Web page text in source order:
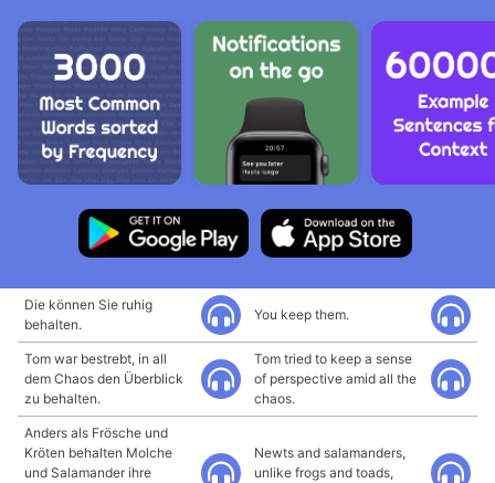
Die können Sie ruhig
behalten.
You keep them.
Tom war bestrebt, in all
dem Chaos den Überblick
zu behalten.
Tom tried to keep a sense
of perspective amid all the
chaos.
Anders als Frösche und
Kröten behalten Molche
und Salamander ihre
Newts and salamanders,
unlike frogs and toads,